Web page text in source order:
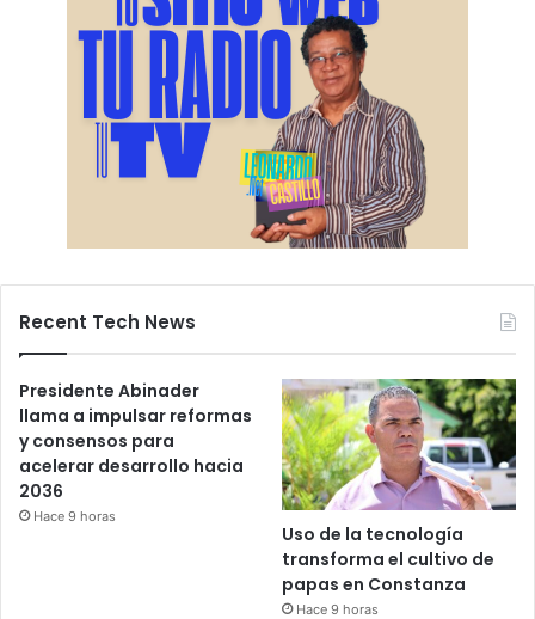
Recent Tech News
Presidente Abinader
llama a impulsar reformas
y consensos para
acelerar desarrollo hacia
2036
Hace 9 horas
Uso de la tecnología
transforma el cultivo de
papas en Constanza
Hace 9 horas